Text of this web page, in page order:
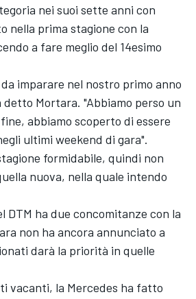
nei suoi sette anni con
nella prima stagione con la
a fare meglio del 14esimo
imparare nel nostro primo anno
detto Mortara. "Abbiamo perso un
abbiamo scoperto di essere
ultimi weekend di gara".
formidabile, quindi non
nuova, nella quale intendo
DTM ha due concomitanze con la
non ha ancora annunciato a
darà la priorità in quelle
vacanti, la Mercedes ha fatto